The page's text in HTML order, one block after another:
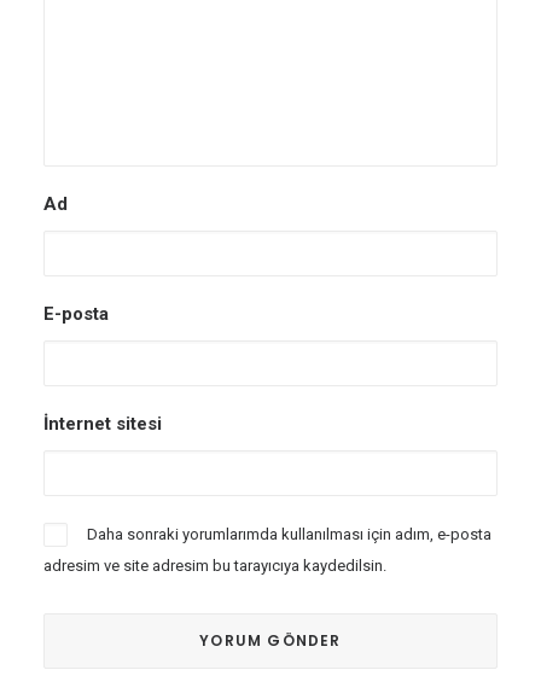
Ad
E-posta
İnternet sitesi
Daha sonraki yorumlarımda kullanılması için adım, e-posta
adresim ve site adresim bu tarayıcıya kaydedilsin.